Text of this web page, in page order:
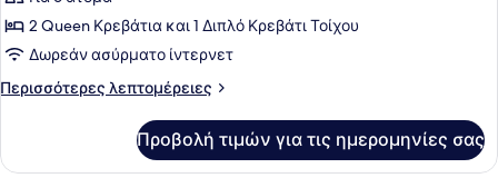
για
Family
Σουίτα
2 Queen Κρεβάτια και 1 Διπλό Κρεβάτι Τοίχου
Δωρεάν ασύρματο ίντερνετ
Περισσότερες λεπτομέρειες
Περισσότερες
Σουίτα
Προβολή τιμών για τις ημερομηνίες σας